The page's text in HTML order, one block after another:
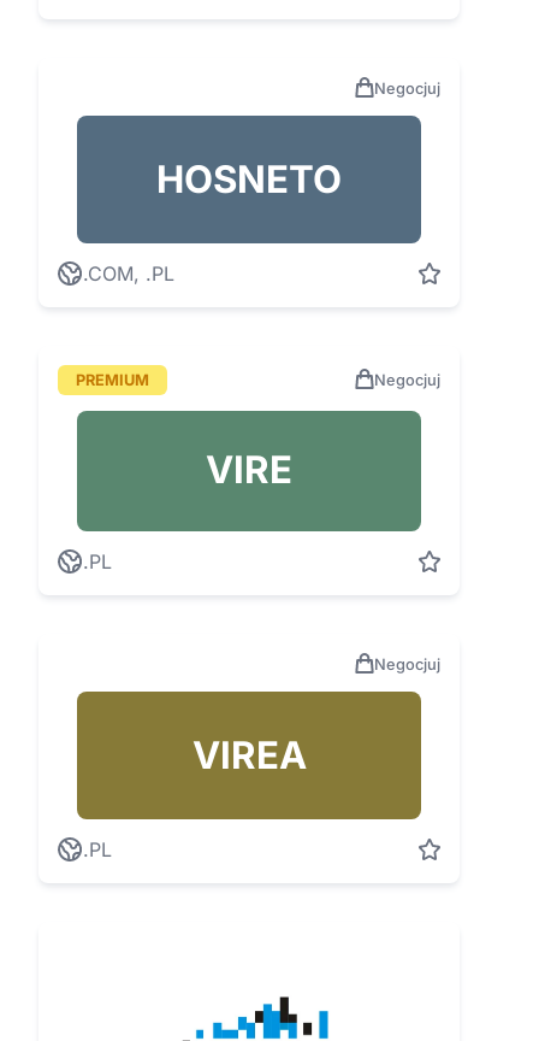
Negocjuj
HOSNETO
.COM, .PL
PREMIUM Negocjuj
VIRE
.PL
Negocjuj
VIREA
.PL